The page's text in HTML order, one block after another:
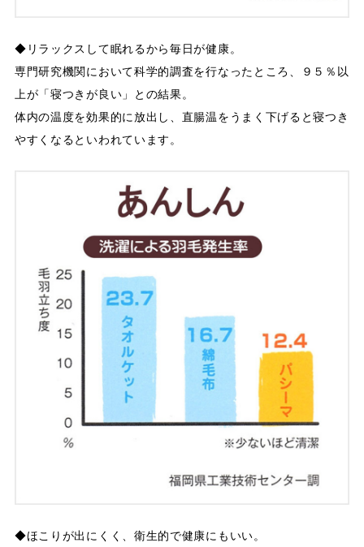
◆リラックスして眠れるから毎日が健康。
専門研究機関において科学的調査を行なったところ、９５％以
上が「寝つきが良い」との結果。
体内の温度を効果的に放出し、直腸温をうまく下げると寝つき
やすくなるといわれています。
◆ほこりが出にくく、衛生的で健康にもいい。